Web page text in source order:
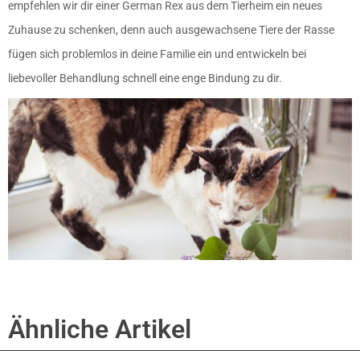
empfehlen wir dir einer German Rex aus dem Tierheim ein neues
Zuhause zu schenken, denn auch ausgewachsene Tiere der Rasse
fügen sich problemlos in deine Familie ein und entwickeln bei
liebevoller Behandlung schnell eine enge Bindung zu dir.
Ähnliche Artikel